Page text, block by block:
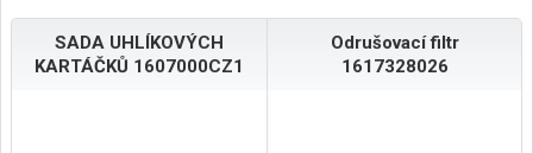
SADA UHLÍKOVÝCH
KARTÁČKŮ 1607000CZ1
Odrušovací filtr
1617328026